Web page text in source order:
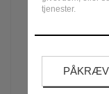
tjenester.
Old Spice -